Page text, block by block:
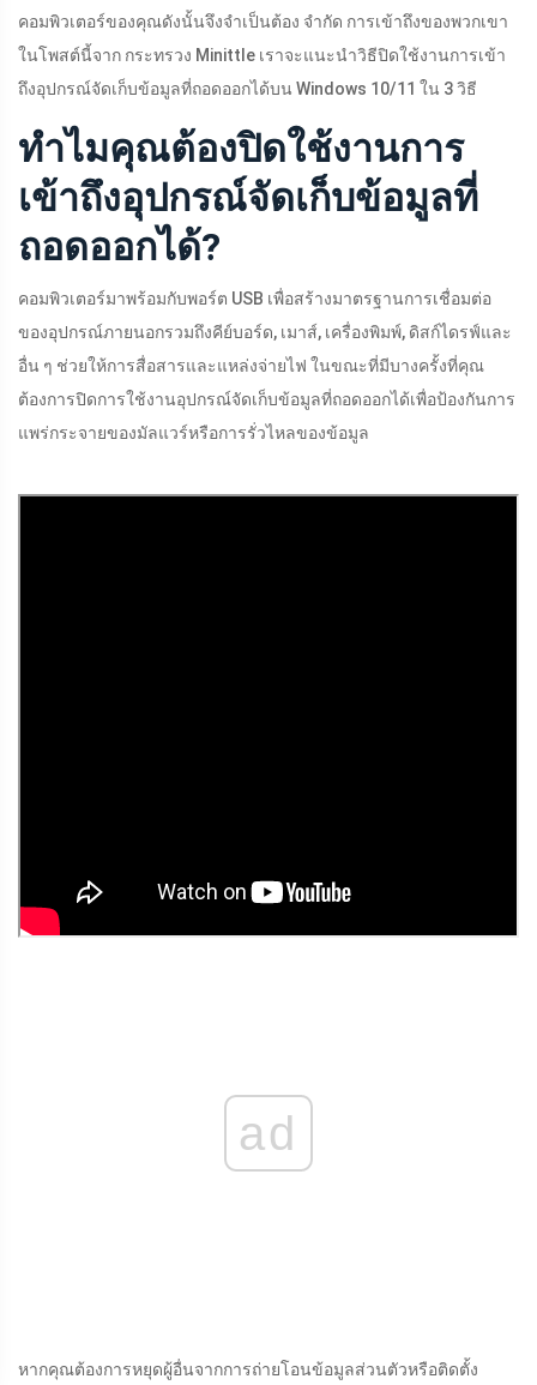
คอมพิวเตอร์ของคุณดังนั้นจึงจำเป็นต้อง จำกัด การเข้าถึงของพวกเขา
ในโพสต์นี้จาก กระทรวง Minittle เราจะแนะนำวิธีปิดใช้งานการเข้า
ถึงอุปกรณ์จัดเก็บข้อมูลที่ถอดออกได้บน Windows 10/11 ใน 3 วิธี
ทำไมคุณต้องปิดใช้งานการ
เข้าถึงอุปกรณ์จัดเก็บข้อมูลที่
ถอดออกได้?
คอมพิวเตอร์มาพร้อมกับพอร์ต USB เพื่อสร้างมาตรฐานการเชื่อมต่อ
ของอุปกรณ์ภายนอกรวมถึงคีย์บอร์ด, เมาส์, เครื่องพิมพ์, ดิสก์ไดรฟ์และ
อื่น ๆ ช่วยให้การสื่อสารและแหล่งจ่ายไฟ ในขณะที่มีบางครั้งที่คุณ
ต้องการปิดการใช้งานอุปกรณ์จัดเก็บข้อมูลที่ถอดออกได้เพื่อป้องกันการ
แพร่กระจายของมัลแวร์หรือการรั่วไหลของข้อมูล
ad
หากคุณต้องการหยุดผู้อื่นจากการถ่ายโอนข้อมูลส่วนตัวหรือติดตั้ง